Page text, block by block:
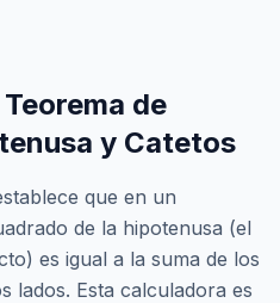
de
y Catetos
que en un
de la hipotenusa (el
es igual a la suma de los
lados. Esta calculadora es